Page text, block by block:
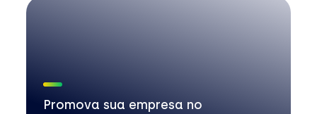
Promova sua empresa no